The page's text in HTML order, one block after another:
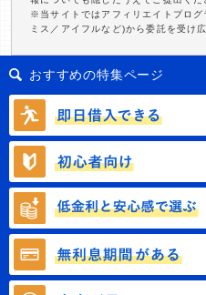
※当サイトではアフィリエイトプロ
ミス／アイフルなど)から委託を受け
おすすめの特集ページ